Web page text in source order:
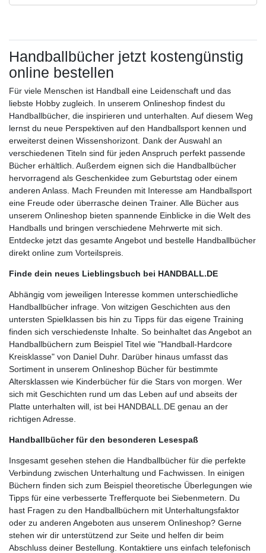
Handballbücher jetzt kostengünstig
online bestellen
Für viele Menschen ist Handball eine Leidenschaft und das
liebste Hobby zugleich. In unserem Onlineshop findest du
Handballbücher, die inspirieren und unterhalten. Auf diesem Weg
lernst du neue Perspektiven auf den Handballsport kennen und
erweiterst deinen Wissenshorizont. Dank der Auswahl an
verschiedenen Titeln sind für jeden Anspruch perfekt passende
Bücher erhältlich. Außerdem eignen sich die Handballbücher
hervorragend als Geschenkidee zum Geburtstag oder einem
anderen Anlass. Mach Freunden mit Interesse am Handballsport
eine Freude oder überrasche deinen Trainer. Alle Bücher aus
unserem Onlineshop bieten spannende Einblicke in die Welt des
Handballs und bringen verschiedene Mehrwerte mit sich.
Entdecke jetzt das gesamte Angebot und bestelle Handballbücher
direkt online zum Vorteilspreis.
Finde dein neues Lieblingsbuch bei HANDBALL.DE
Abhängig vom jeweiligen Interesse kommen unterschiedliche
Handballbücher infrage. Von witzigen Geschichten aus den
untersten Spielklassen bis hin zu Tipps für das eigene Training
finden sich verschiedenste Inhalte. So beinhaltet das Angebot an
Handballbüchern zum Beispiel Titel wie "Handball-Hardcore
Kreisklasse" von Daniel Duhr. Darüber hinaus umfasst das
Sortiment in unserem Onlineshop Bücher für bestimmte
Altersklassen wie Kinderbücher für die Stars von morgen. Wer
sich mit Geschichten rund um das Leben auf und abseits der
Platte unterhalten will, ist bei HANDBALL.DE genau an der
richtigen Adresse.
Handballbücher für den besonderen Lesespaß
Insgesamt gesehen stehen die Handballbücher für die perfekte
Verbindung zwischen Unterhaltung und Fachwissen. In einigen
Büchern finden sich zum Beispiel theoretische Überlegungen wie
Tipps für eine verbesserte Trefferquote bei Siebenmetern. Du
hast Fragen zu den Handballbüchern mit Unterhaltungsfaktor
oder zu anderen Angeboten aus unserem Onlineshop? Gerne
stehen wir dir unterstützend zur Seite und helfen dir beim
Abschluss deiner Bestellung. Kontaktiere uns einfach telefonisch